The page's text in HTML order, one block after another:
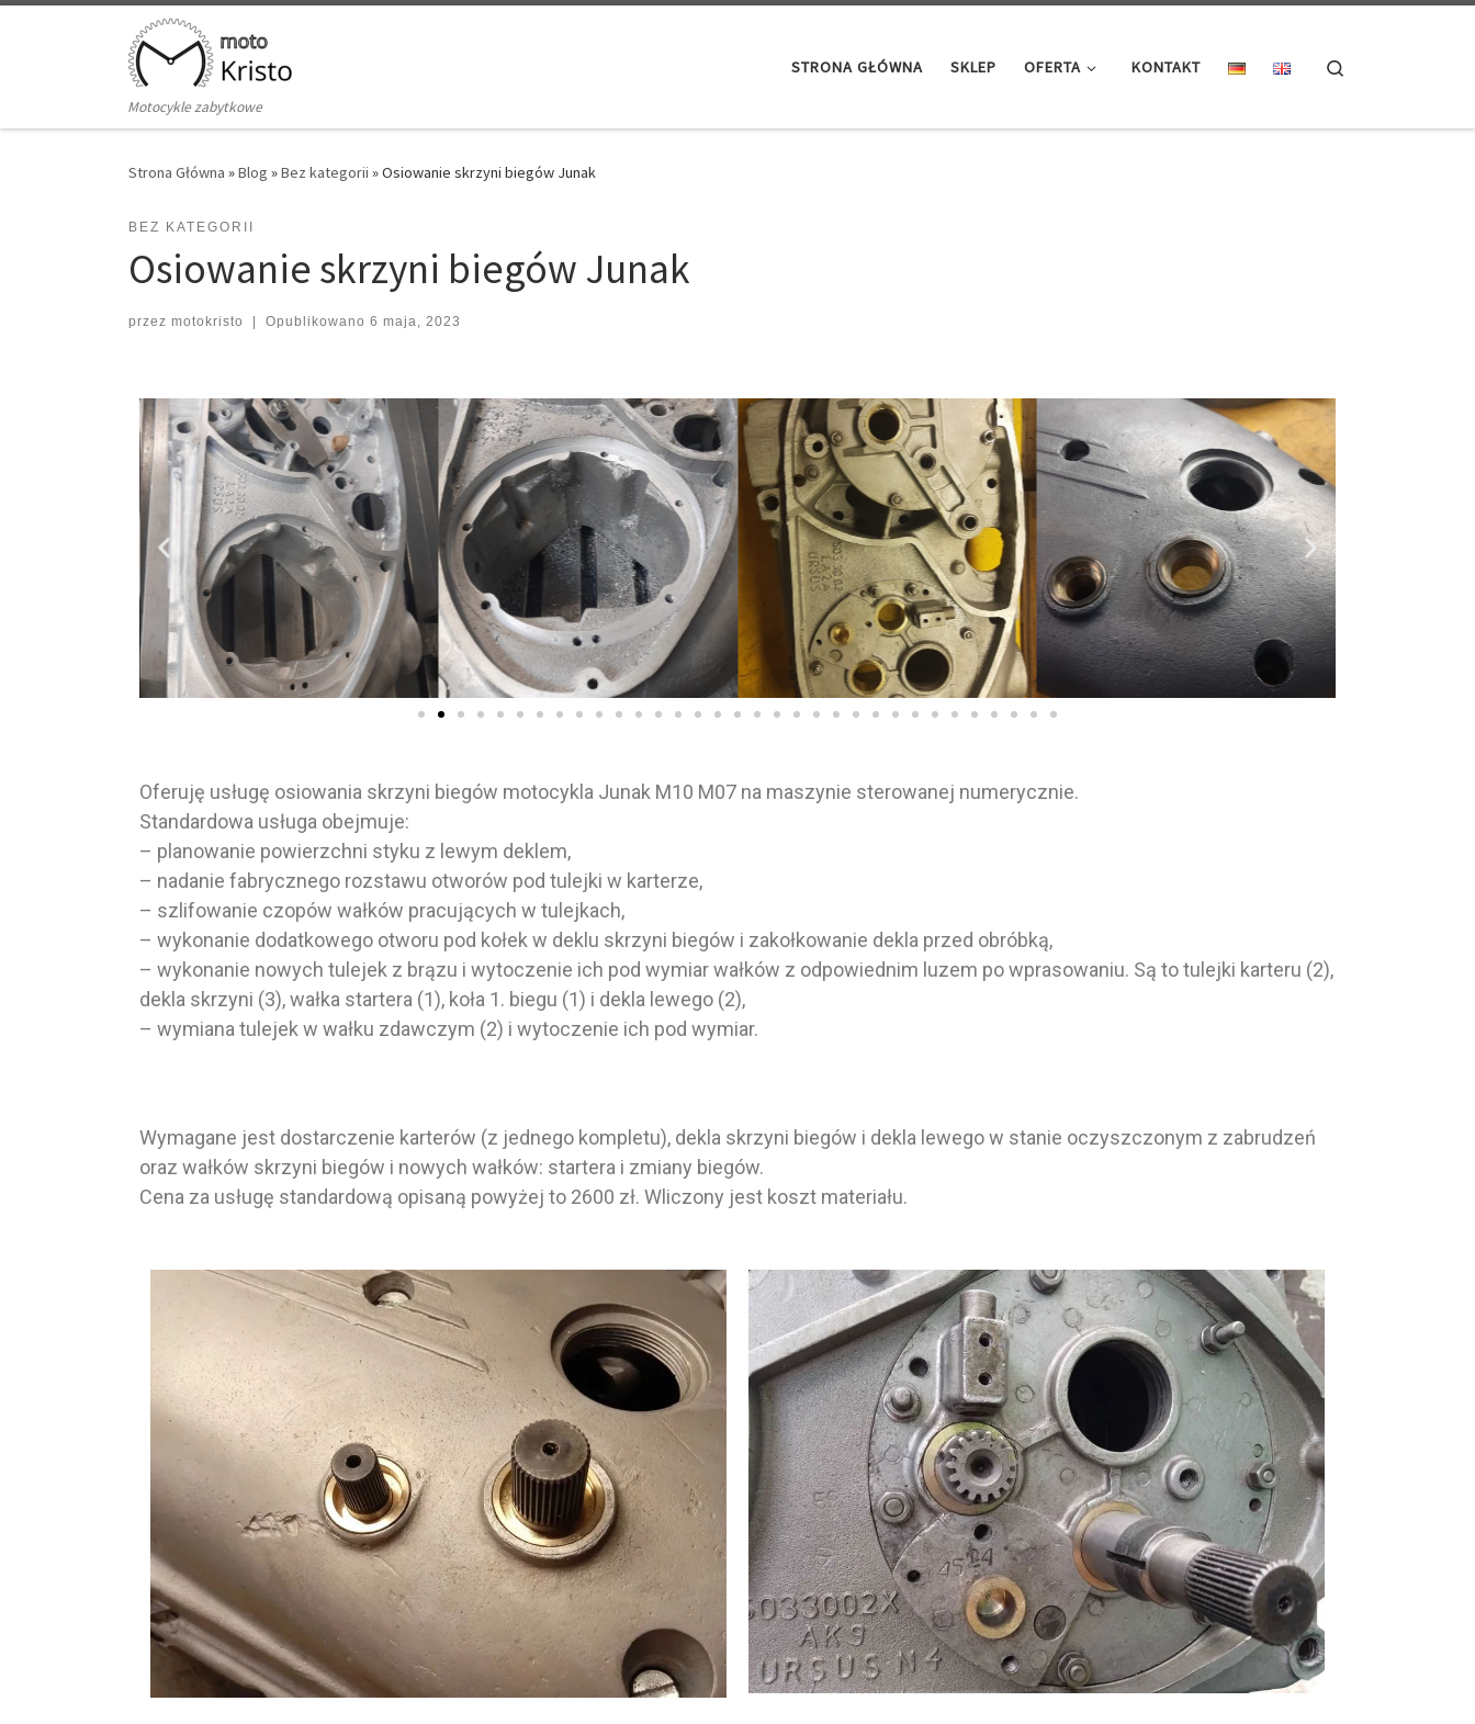
Motocykle zabytkowe
STRONA GŁÓWNA SKLEP OFERTA KONTAKT
Strona Główna »Blog »Bez kategorii »Osiowanie skrzyni biegów Junak
BEZ KATEGORII
Osiowanie skrzyni biegów Junak
przez motokristo Opublikowano 6 maja, 2023
Oferuję usługę osiowania skrzyni biegów motocykla Junak M10 M07 na maszynie sterowanej numerycznie.
Standardowa usługa obejmuje:
– planowanie powierzchni styku z lewym deklem,
– nadanie fabrycznego rozstawu otworów pod tulejki w karterze,
– szlifowanie czopów wałków pracujących w tulejkach,
– wykonanie dodatkowego otworu pod kołek w deklu skrzyni biegów i zakołkowanie dekla przed obróbką,
– wykonanie nowych tulejek z brązu i wytoczenie ich pod wymiar wałków z odpowiednim luzem po wprasowaniu. Są to tulejki karteru (2),
dekla skrzyni (3), wałka startera (1), koła 1. biegu (1) i dekla lewego (2),
– wymiana tulejek w wałku zdawczym (2) i wytoczenie ich pod wymiar.
Wymagane jest dostarczenie karterów (z jednego kompletu), dekla skrzyni biegów i dekla lewego w stanie oczyszczonym z zabrudzeń
oraz wałków skrzyni biegów i nowych wałków: startera i zmiany biegów.
Cena za usługę standardową opisaną powyżej to 2600 zł. Wliczony jest koszt materiału.